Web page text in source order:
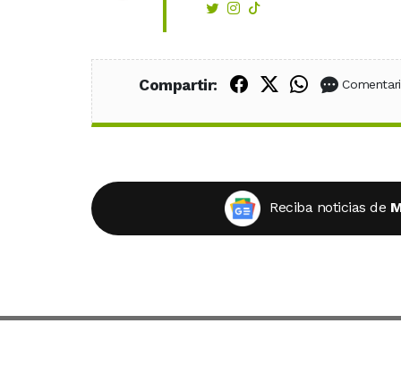
Compartir: Compartir en
Compartir en
Compartir
Reciba noticias de